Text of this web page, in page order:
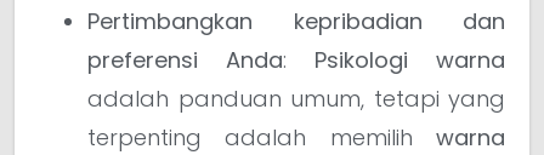
Pertimbangkan kepribadian dan
preferensi Anda: Psikologi warna
adalah panduan umum, tetapi yang
terpenting adalah memilih warna